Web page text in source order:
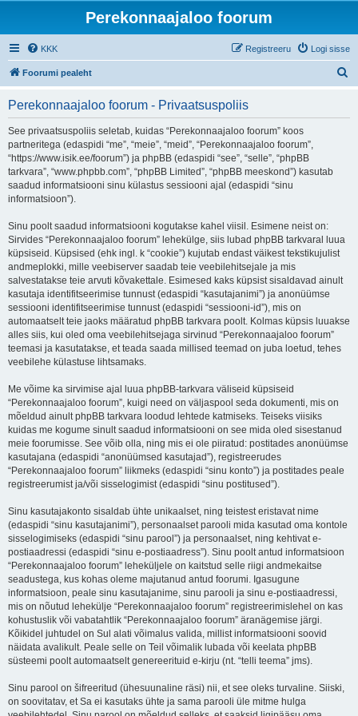
Perekonnaajaloo foorum
KKK Logi sisse
Registreeru
Foorumi pealeht
Perekonnaajaloo foorum - Privaatsuspoliis
See privaatsuspoliis seletab, kuidas “Perekonnaajaloo foorum” koos
partneritega (edaspidi “me”, “meie”, “meid”, “Perekonnaajaloo foorum”,
“https://www.isik.ee/foorum”) ja phpBB (edaspidi “see”, “selle”, “phpBB
tarkvara”, “www.phpbb.com”, “phpBB Limited”, “phpBB meeskond”) kasutab
saadud informatsiooni sinu külastus sessiooni ajal (edaspidi “sinu
informatsioon”).
Sinu poolt saadud informatsiooni kogutakse kahel viisil. Esimene neist on:
Sirvides “Perekonnaajaloo foorum” lehekülge, siis lubad phpBB tarkvaral luua
küpsiseid. Küpsised (ehk ingl. k “cookie”) kujutab endast väikest tekstikujulist
andmeplokki, mille veebiserver saadab teie veebilehitsejale ja mis
salvestatakse teie arvuti kõvakettale. Esimesed kaks küpsist sisaldavad ainult
kasutaja identifitseerimise tunnust (edaspidi “kasutajanimi”) ja anonüümse
sessiooni identifitseerimise tunnust (edaspidi “sessiooni-id”), mis on
automaatselt teie jaoks määratud phpBB tarkvara poolt. Kolmas küpsis luuakse
alles siis, kui oled oma veebilehitsejaga sirvinud “Perekonnaajaloo foorum”
teemasi ja kasutatakse, et teada saada millised teemad on juba loetud, tehes
veebilehe külastuse lihtsamaks.
Me võime ka sirvimise ajal luua phpBB-tarkvara väliseid küpsiseid
“Perekonnaajaloo foorum”, kuigi need on väljaspool seda dokumenti, mis on
mõeldud ainult phpBB tarkvara loodud lehtede katmiseks. Teiseks viisiks
kuidas me kogume sinult saadud informatsiooni on see mida oled sisestanud
meie foorumisse. See võib olla, ning mis ei ole piiratud: postitades anonüümse
kasutajana (edaspidi “anonüümsed kasutajad”), registreerudes
“Perekonnaajaloo foorum” liikmeks (edaspidi “sinu konto”) ja postitades peale
registreerumist ja/või sisselogimist (edaspidi “sinu postitused”).
Sinu kasutajakonto sisaldab ühte unikaalset, ning teistest eristavat nime
(edaspidi “sinu kasutajanimi”), personaalset parooli mida kasutad oma kontole
sisselogimiseks (edaspidi “sinu parool”) ja personaalset, ning kehtivat e-
postiaadressi (edaspidi “sinu e-postiaadress”). Sinu poolt antud informatsioon
“Perekonnaajaloo foorum” leheküljele on kaitstud selle riigi andmekaitse
seadustega, kus kohas oleme majutanud antud foorumi. Igasugune
informatsioon, peale sinu kasutajanime, sinu parooli ja sinu e-postiaadressi,
mis on nõutud lehekülje “Perekonnaajaloo foorum” registreerimislehel on kas
kohustuslik või vabatahtlik “Perekonnaajaloo foorum” äranägemise järgi.
Kõikidel juhtudel on Sul alati võimalus valida, millist informatsiooni soovid
näidata avalikult. Peale selle on Teil võimalik lubada või keelata phpBB
süsteemi poolt automaatselt genereerituid e-kirju (nt. “telli teema” jms).
Sinu parool on šifreeritud (ühesuunaline räsi) nii, et see oleks turvaline. Siiski,
on soovitatav, et Sa ei kasutaks ühte ja sama parooli üle mitme hulga